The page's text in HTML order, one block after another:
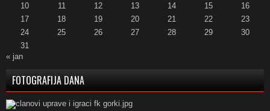
10
11 12 13 14 15
16
17
18 19 20 21 22
23
24
25 26 27 28 29
30
31
« jan
FOTOGRAFIJA DANA